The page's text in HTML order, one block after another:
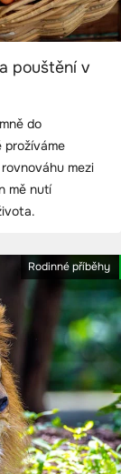
pouštění v
do
prožíváme
mezi
mě nutí
Rodinné příběhy